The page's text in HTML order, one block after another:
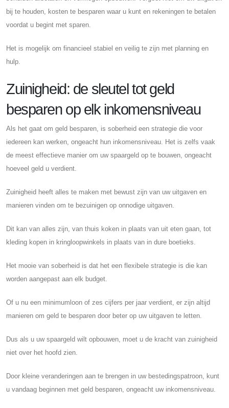
bij te houden, kosten te besparen waar u kunt en rekeningen te betalen
voordat u begint met sparen.
Het is mogelijk om financieel stabiel en veilig te zijn met planning en
hulp.
Zuinigheid: de sleutel tot geld
besparen op elk inkomensniveau
Als het gaat om geld besparen, is soberheid een strategie die voor
iedereen kan werken, ongeacht hun inkomensniveau. Het is zelfs vaak
de meest effectieve manier om uw spaargeld op te bouwen, ongeacht
hoeveel geld u verdient.
Zuinigheid heeft alles te maken met bewust zijn van uw uitgaven en
manieren vinden om te bezuinigen op onnodige uitgaven.
Dit kan van alles zijn, van thuis koken in plaats van uit eten gaan, tot
kleding kopen in kringloopwinkels in plaats van in dure boetieks.
Het mooie van soberheid is dat het een flexibele strategie is die kan
worden aangepast aan elk budget.
Of u nu een minimumloon of zes cijfers per jaar verdient, er zijn altijd
manieren om geld te besparen door beter op uw uitgaven te letten.
Dus als u uw spaargeld wilt opbouwen, moet u de kracht van zuinigheid
niet over het hoofd zien.
Door kleine veranderingen aan te brengen in uw bestedingspatroon, kunt
u vandaag beginnen met geld besparen, ongeacht uw inkomensniveau.